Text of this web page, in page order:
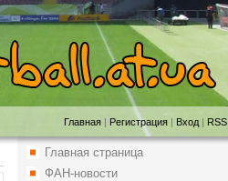
Главная | Регистрация | Вход | RSS
Главная страница
ФАН-новости